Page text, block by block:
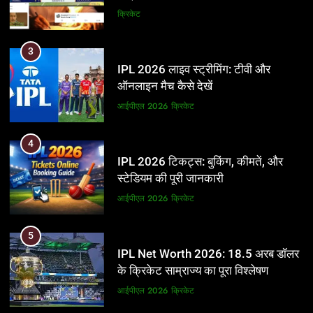
और BCCI पर लगाए गंभीर आरोप
क्रिकेट
3
IPL 2026 लाइव स्ट्रीमिंग: टीवी और
ऑनलाइन मैच कैसे देखें
आईपीएल 2026 क्रिकेट
4
IPL 2026 टिकट्स: बुकिंग, कीमतें, और
स्टेडियम की पूरी जानकारी
आईपीएल 2026 क्रिकेट
5
IPL Net Worth 2026: 18.5 अरब डॉलर
के क्रिकेट साम्राज्य का पूरा विश्लेषण
आईपीएल 2026 क्रिकेट